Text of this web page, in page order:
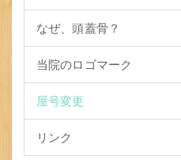
なぜ、頭蓋骨？
当院のロゴマーク
屋号変更
リンク